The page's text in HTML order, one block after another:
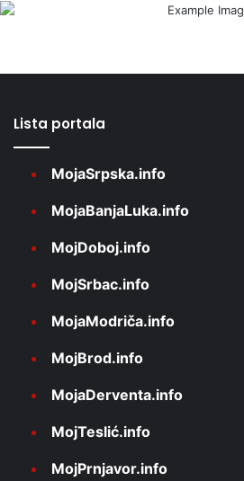
Lista portala
MojaSrpska.info
MojaBanjaLuka.info
MojDoboj.info
MojSrbac.info
MojaModriča.info
MojBrod.info
MojaDerventa.info
MojTeslić.info
MojPrnjavor.info